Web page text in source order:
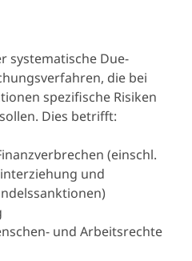
systematische Due-
die bei
spezifische Risiken
Dies betrifft:
(einschl.
und
und Arbeitsrechte